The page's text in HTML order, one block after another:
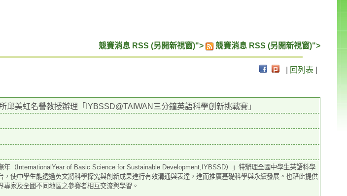
競賽消息 RSS (另開新視窗)"> 競賽消息 RSS (另開新視窗)">
回列表
邱美虹名譽教授辦理「IYBSSD@TAIWAN三分鐘英語科學創新挑戰賽」
年（InternationalYear of Basic Science for Sustainable Development,IYBSSD）」特辦理全國中學生英語科學
，使中學生能透過英文將科學探究與創新成果進行有效溝通與表達，進而推廣基礎科學與永續發展。也藉此提供
專家及全國不同地區之參賽者相互交流與學習。